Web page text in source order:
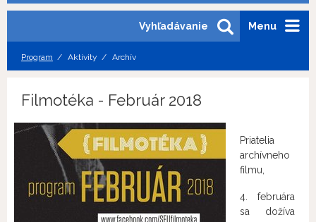
Menu
Vyhľadávanie
Program Aktivity Archív
Filmotéka - Február 2018
Priatelia
archívneho
filmu,
4. februára
sa dožíva